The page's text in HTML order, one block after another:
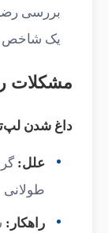
بررسی
یک شاخص
مشکلات
داغ شدن
علل:
طولانی
راهکار: